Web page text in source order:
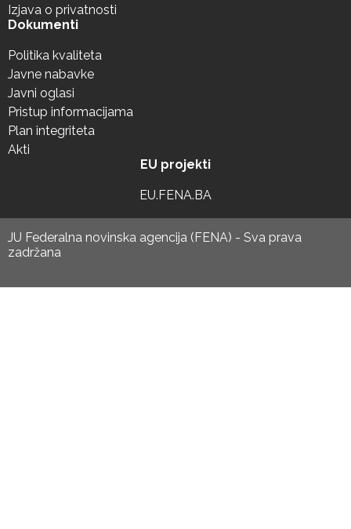
Izjava o privatnosti
Dokumenti
Politika kvaliteta
Javne nabavke
Javni oglasi
Pristup informacijama
Plan integriteta
Akti
EU projekti
EU.FENA.BA
JU Federalna novinska agencija (FENA) - Sva prava
zadržana